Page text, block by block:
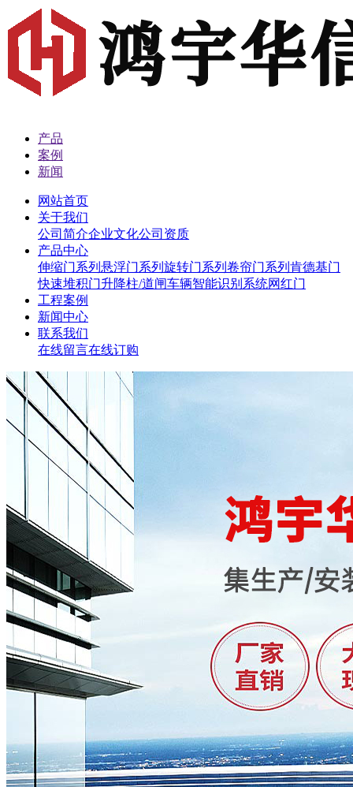
产品
案例
新闻
网站首页
关于我们
公司简介企业文化公司资质
产品中心
伸缩门系列 悬浮门系列 旋转门系列 卷帘门系列 肯德基门
快速堆积门升降柱/道闸车辆智能识别系统网红门
工程案例
新闻中心
联系我们
在线留言在线订购